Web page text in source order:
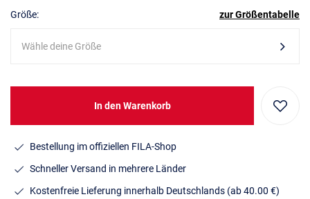
Größe: zur Größentabelle
Wähle deine Größe
In den Warenkorb
Bestellung im offiziellen FILA-Shop
Schneller Versand in mehrere Länder
Kostenfreie Lieferung innerhalb Deutschlands (ab 40.00 €)